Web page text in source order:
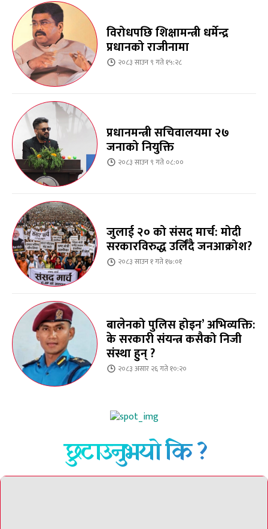
विरोधपछि शिक्षामन्त्री धर्मेन्द्र
प्रधानको राजीनामा
२०८३ साउन ९ गते १५:२८
प्रधानमन्त्री सचिवालयमा २७
जनाको नियुक्ति
२०८३ साउन ९ गते ०८:००
जुलाई २० को संसद मार्च: मोदी
सरकारविरुद्ध उर्लिंदै जनआक्रोश?
२०८३ साउन १ गते १७:०१
बालेनको पुलिस होइन’ अभिव्यक्ति:
के सरकारी संयन्त्र कसैको निजी
संस्था हुन् ?
२०८३ असार २६ गते १०:२०
छुटाउनुभयो कि ?